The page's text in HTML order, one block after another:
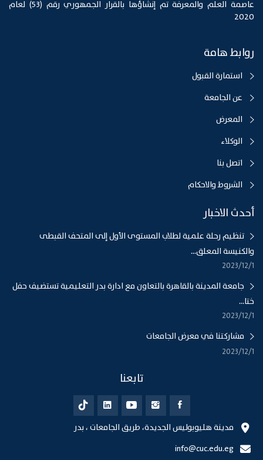
عاصمة العلم والمعرفة تم إنشاؤها بالقرار الجمهوري رقم (53) لعام
2020
روابط هامة
استمارة القبول
عن الجامعة
المعرض
الوكلاء
اتصل بنا
الشروط والاحكام
أحدث الاخبار
تنظيم رحلة علمية لطلاب المستوى الأول إلى المتحف القبطى
والكنيسة المعلق...
1‏‏/12‏‏/2023
جامعة المدينة بالقاهرة بالتعاون مع ادارة بدر التعليمية تستضيف حفل
ختا...
1‏‏/12‏‏/2023
مشاركتنا في معرض الجامعات
1‏‏/12‏‏/2023
تابعنا
مدينة هليوبوليس الجديدة، طريق الجامعات ، بدر
info@cuc.edu.eg